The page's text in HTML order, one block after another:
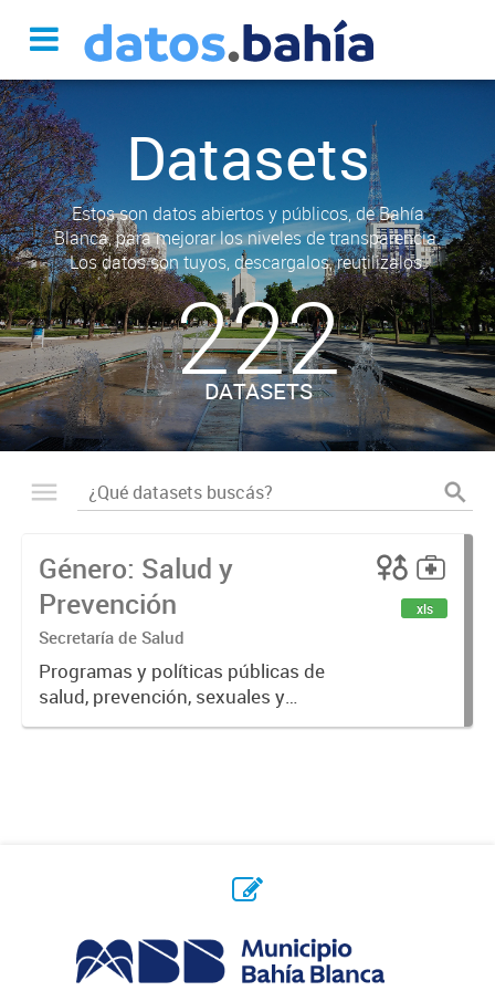
Datasets
Estos son datos abiertos y públicos, de Bahía
Blanca, para mejorar los niveles de transparencia.
Los datos son tuyos, descargalos, reutilizalos.
222
DATASETS
Género: Salud y
Prevención
Secretaría de Salud
Programas y políticas públicas de
salud, prevención, sexuales y
reproductivas.
xls